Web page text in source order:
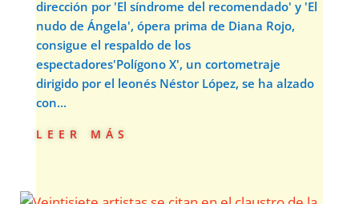
dirección por 'El síndrome del recomendado' y 'El
nudo de Ángela', ópera prima de Diana Rojo,
consigue el respaldo de los
espectadores'Polígono X', un cortometraje
dirigido por el leonés Néstor López, se ha alzado
con...
leer más